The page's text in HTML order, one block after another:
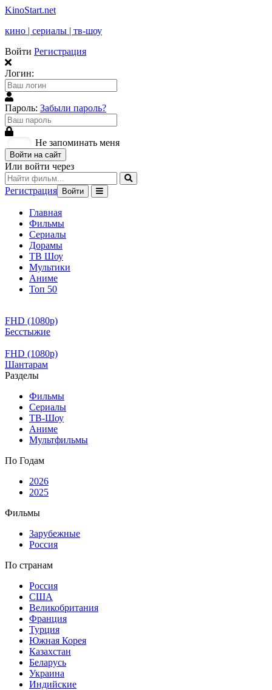
KinoStart.net
кино | сериалы | тв-шоу
Войти Регистрация
Логин:
Пароль: Забыли пароль?
Не запоминать меня
Войти на сайт
Или войти через
Регистрация Войти
Главная
Фильмы
Сериалы
Дорамы
ТВ Шоу
Мультики
Аниме
Топ 50
FHD (1080p)
Бесстыжие
FHD (1080p)
Шантарам
Разделы
Фильмы
Сериалы
ТВ-Шоу
Аниме
Мультфильмы
По Годам
2026
2025
Фильмы
Зарубежные
Россия
По странам
Россия
США
Великобритания
Франция
Турция
Южная Корея
Казахстан
Беларусь
Украина
Индийские